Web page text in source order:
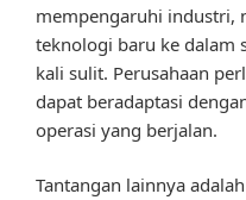
mempengaruhi industri,
teknologi baru ke dalam
kali sulit. Perusahaan
dapat beradaptasi
operasi yang berjalan.
Tantangan lainnya